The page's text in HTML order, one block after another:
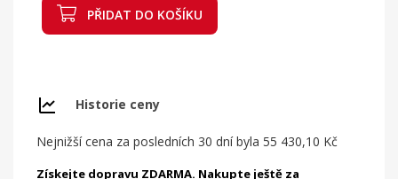
PŘIDAT DO KOŠÍKU
Historie ceny
Nejnižší cena za posledních 30 dní byla 55 430,10 Kč
Získejte dopravu ZDARMA. Nakupte ještě za